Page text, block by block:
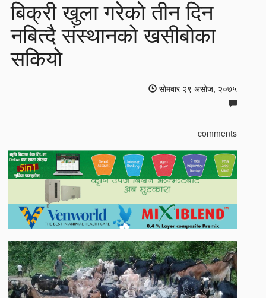
बिक्री खुला गरेको तीन दिन
नबित्दै संस्थानको खसीबोका
सकियो
सोमबार २९ असोज, २०७५
comments